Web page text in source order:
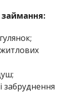
займання:
забруднення